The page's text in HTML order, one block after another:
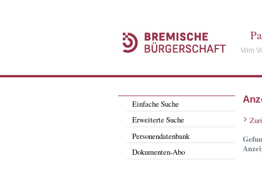
Vom
Einfache Suche
Erweiterte Suche
Personendatenbank
Dokumenten-Abo